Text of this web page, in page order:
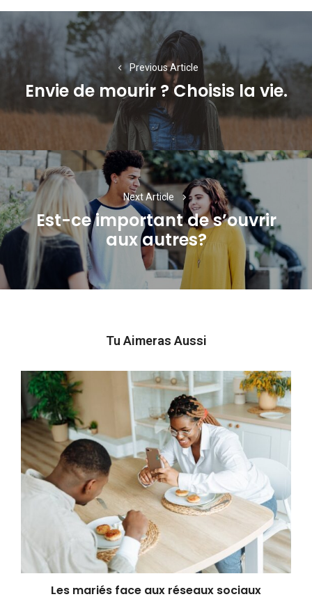
Navigation
de
l’article
Previous Article
Previous
post:
Envie de mourir ? Choisis la vie.
Next Article
Next
post:
Est-ce important de s’ouvrir
aux autres?
Tu Aimeras Aussi
Les mariés face aux réseaux sociaux